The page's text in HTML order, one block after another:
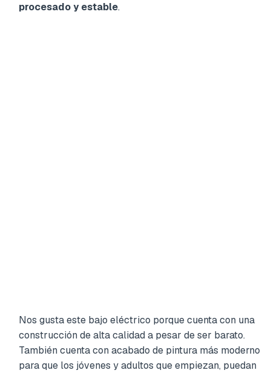
procesado y estable.
Nos gusta este bajo eléctrico porque cuenta con una
construcción de alta calidad a pesar de ser barato.
También cuenta con acabado de pintura más moderno
para que los jóvenes y adultos que empiezan, puedan